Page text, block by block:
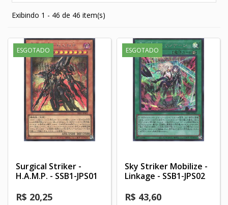
Exibindo 1 - 46 de 46 item(s)
ESGOTADO
Surgical Striker -
H.A.M.P. - SSB1-JPS01
R$ 20,25
ESGOTADO
Sky Striker Mobilize -
Linkage - SSB1-JPS02
R$ 43,60